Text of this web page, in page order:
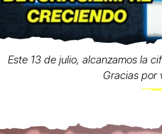
Este 13 de julio, alcanzamos la
Gracias por